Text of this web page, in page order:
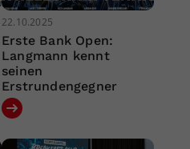
22.10.2025
Erste Bank Open:
Langmann kennt
seinen
Erstrundengegner